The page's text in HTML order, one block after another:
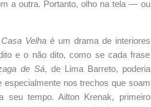
a outra. Portanto, olho na tela — ou
Casa Velhaé um drama de interiores
e o não dito, como se cada frase
de Sá, de Lima Barreto, poderia
nos trechos que soam
seu tempo. Ailton Krenak, primeiro